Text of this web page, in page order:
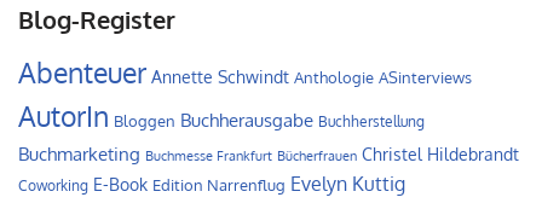
Blog-Register
Abenteuer Annette Schwindt Anthologie ASinterviews
AutorIn Bloggen Buchherausgabe Buchherstellung
Buchmarketing Buchmesse Frankfurt Bücherfrauen Christel Hildebrandt
Coworking E-Book Edition Narrenflug Evelyn Kuttig